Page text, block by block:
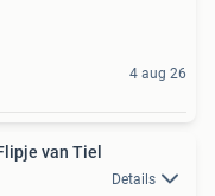
4 aug 26
van Tiel
Details